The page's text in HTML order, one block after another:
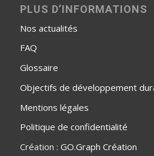
PLUS D’INFORMATIONS
Nos actualités
FAQ
Glossaire
Objectifs de développement
Mentions légales
Politique de confidentialité
Création : GO.Graph Création